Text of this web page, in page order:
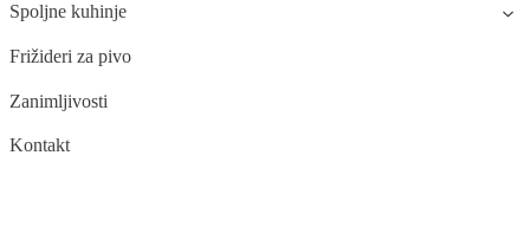
Spoljne kuhinje
Frižideri za pivo
Zanimljivosti
Kontakt